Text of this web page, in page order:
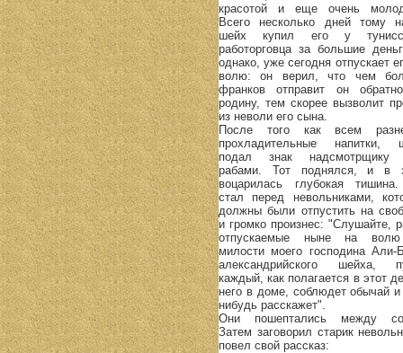
красотой и еще очень
Всего несколько дней тому
шейх купил его у
работорговца за большие
однако, уже сегодня отпускает
волю: он верил, что чем
франков отправит он
родину, тем скорее вызволит
из неволи его сына.
После того как всем
прохладительные напитки,
подал знак надсмотрщику
рабами. Тот поднялся, и в
воцарилась глубокая
стал перед невольниками,
должны были отпустить на
и громко произнес: "Слушайте,
отпускаемые ныне на
милости моего господина Али-
александрийского шейха,
каждый, как полагается в этот
него в доме, соблюдет обычай и
нибудь расскажет".
Они пошептались между
Затем заговорил старик
повел свой рассказ: